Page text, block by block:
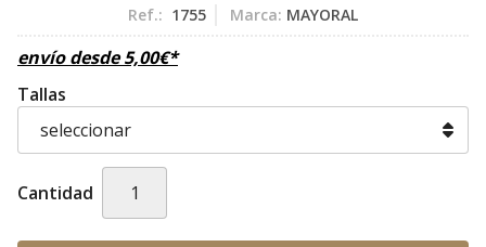
Ref.: 1755 Marca: MAYORAL
envío desde5,00€*
Tallas
Cantidad